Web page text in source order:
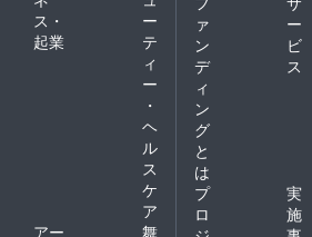
ス・
起業
ー
テ
ィ
ー
・
ヘ
ル
ス
ケ
ア
アー
舞
ァ
ン
デ
ィ
ン
グ
と
は
ー
ビ
ス
プ
ロ
実
施